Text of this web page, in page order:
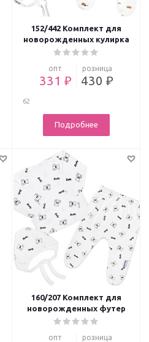
152/442 Комплект для
новорожденных кулирка
опт
331 ₽
розница
430 ₽
62
Подробнее
160/207 Комплект для
новорожденных футер
опт розница